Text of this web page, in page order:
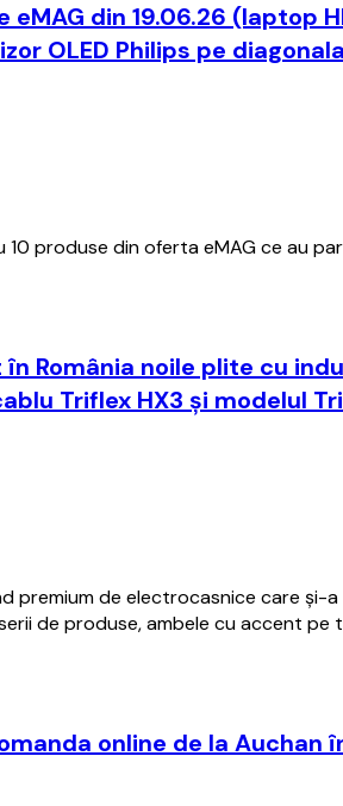
eMAG din 19.06.26 (laptop
OLED Philips pe
10 produse din oferta eMAG ce au
în România noile plite cu
Triflex HX3 și modelul
premium de electrocasnice care și-
de produse, ambele cu accent pe
online de la